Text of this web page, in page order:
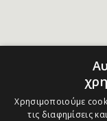
Χρησιμοποιούμε
τις διαφημίσεις